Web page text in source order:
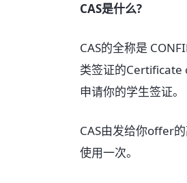
CAS是什么?
CAS的全称是
类签证的Certificate
申请你的学生签证。
CAS由发给你offer
使用一次。